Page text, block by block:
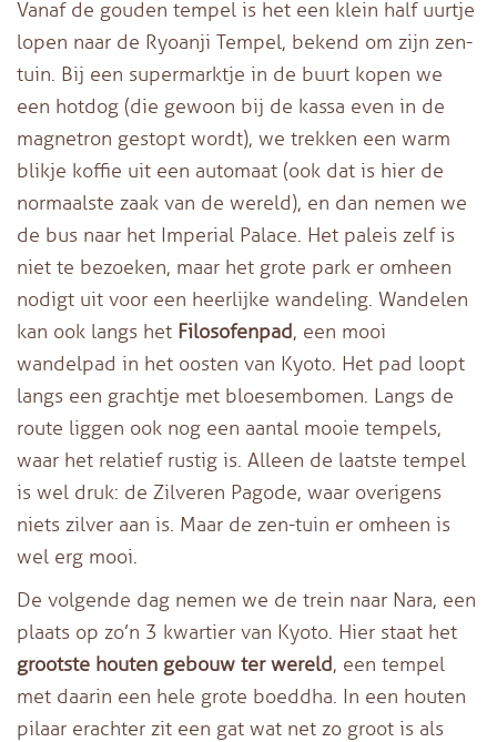
Vanaf de gouden tempel is het een klein half uurtje
lopen naar de Ryoanji Tempel, bekend om zijn zen-
tuin. Bij een supermarktje in de buurt kopen we
een hotdog (die gewoon bij de kassa even in de
magnetron gestopt wordt), we trekken een warm
blikje koffie uit een automaat (ook dat is hier de
normaalste zaak van de wereld), en dan nemen we
de bus naar het Imperial Palace. Het paleis zelf is
niet te bezoeken, maar het grote park er omheen
nodigt uit voor een heerlijke wandeling. Wandelen
kan ook langs het Filosofenpad, een mooi
wandelpad in het oosten van Kyoto. Het pad loopt
langs een grachtje met bloesembomen. Langs de
route liggen ook nog een aantal mooie tempels,
waar het relatief rustig is. Alleen de laatste tempel
is wel druk: de Zilveren Pagode, waar overigens
niets zilver aan is. Maar de zen-tuin er omheen is
wel erg mooi.
De volgende dag nemen we de trein naar Nara, een
plaats op zo’n 3 kwartier van Kyoto. Hier staat het
grootste houten gebouw ter wereld, een tempel
met daarin een hele grote boeddha. In een houten
pilaar erachter zit een gat wat net zo groot is als